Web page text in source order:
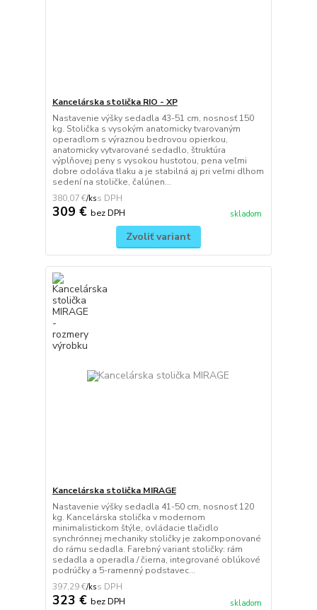
Kancelárska stolička RIO - XP
Nastavenie výšky sedadla 43-51 cm, nosnosť 150
kg. Stolička s vysokým anatomicky tvarovaným
operadlom s výraznou bedrovou opierkou,
anatomicky vytvarované sedadlo, štruktúra
výplňovej peny s vysokou hustotou, pena veľmi
dobre odoláva tlaku a je stabilná aj pri veľmi dlhom
sedení na stoličke, čalúnen...
380,07 €/ks
309 € bez DPH skladom
Zvoliť variant
Kancelárska stolička MIRAGE
Nastavenie výšky sedadla 41-50 cm, nosnosť 120
kg. Kancelárska stolička v modernom
minimalistickom štýle, ovládacie tlačidlo
synchrónnej mechaniky stoličky je zakomponované
do rámu sedadla. Farebný variant stoličky: rám
sedadla a operadla / čierna, integrované oblúkové
podrúčky a 5-ramenný podstavec...
397,29 €/ks
323 € bez DPH skladom